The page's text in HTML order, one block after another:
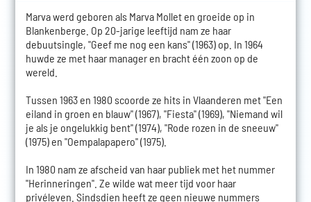
Marva werd geboren als Marva Mollet en groeide op in
Blankenberge. Op 20-jarige leeftijd nam ze haar
debuutsingle, "Geef me nog een kans" (1963) op. In 1964
huwde ze met haar manager en bracht één zoon op de
wereld.
Tussen 1963 en 1980 scoorde ze hits in Vlaanderen met "Een
eiland in groen en blauw" (1967), "Fiesta" (1969), "Niemand wil
je als je ongelukkig bent" (1974), "Rode rozen in de sneeuw"
(1975) en "Oempalapapero" (1975).
In 1980 nam ze afscheid van haar publiek met het nummer
"Herinneringen". Ze wilde wat meer tijd voor haar
privéleven. Sindsdien heeft ze geen nieuwe nummers